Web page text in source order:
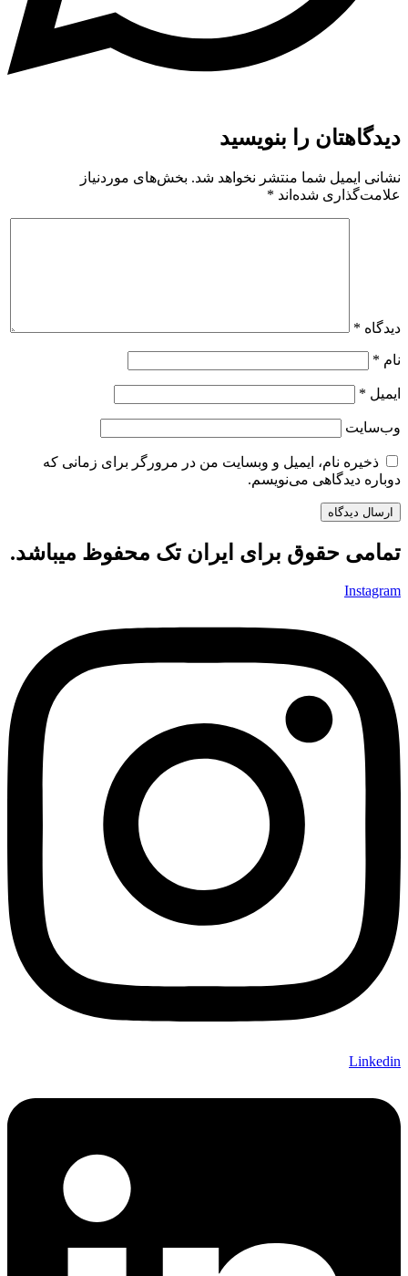
دیدگاهتان را بنویسید
نشانی ایمیل شما منتشر نخواهد شد. بخش‌های موردنیاز
علامت‌گذاری شده‌اند *
دیدگاه *
نام *
ایمیل *
وب‌سایت
ذخیره نام، ایمیل و وبسایت من در مرورگر برای زمانی که
دوباره دیدگاهی می‌نویسم.
تمامی حقوق برای ایران تک محفوظ میباشد.
Instagram
Linkedin